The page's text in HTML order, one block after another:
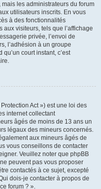
mais les administrateurs du forum
utilisateurs inscrits. En vous
à des fonctionnalités
visiteurs, tels que l’affichage
privée, l’envoi de
l’adhésion à un groupe
qu’un court instant, c’est
Act ») est une loi des
internet collectant
âgés de moins de 13 ans un
légaux des mineurs concernés.
aux mineurs âgés de
vous conseillons de contacter
Veuillez noter que phpBB
peuvent pas vous proposer
contactés à ce sujet, excepté
dois-je contacter à propos de
forum ? ».